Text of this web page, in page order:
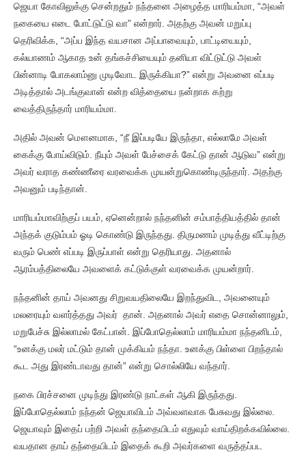
ஜெயா கோவிலுக்கு சென்றதும் நந்தனை அழைத்த மாரியம்மா, “அவள்
நகையை எடை போட்டுட்டு வா” என்றார். அதற்கு அவன் மறுப்பு
தெரிவிக்க, “அப்ப இந்த வயசான அப்பாவையும், பாட்டியையும்,
கல்யாணம் ஆகாத உன் தங்கச்சியையும் தனியா விட்டுட்டு அவள்
பின்னாடி போகலாம்னு முடிவோட இருக்கியா?” என்று அவனை எப்படி
அடித்தால் அடங்குவான் என்ற வித்தையை நன்றாக கற்று
வைத்திருந்தார் மாரியம்மா.
அதில் அவன் மௌனமாக, “நீ இப்படியே இருந்தா, எல்லாமே அவள்
கைக்கு போய்விடும். நீயும் அவள் பேச்சைக் கேட்டு தான் ஆடுவ” என்று
அவர் வராத கண்ணீரை வரவைக்க முயன்றுகொண்டிருந்தார். அதற்கு
அவனும் படிந்தான்.
மாரியம்மாவிற்குப் பயம், ஏனென்றால் நந்தனின் சம்பாத்தியத்தில் தான்
அந்தக் குடும்பம் ஓடி கொண்டு இருந்தது. திருமணம் முடித்து வீட்டிற்கு
வரும் பெண் எப்படி இருப்பாள் என்று தெரியாது. அதனால்
ஆரம்பத்திலையே அவளைக் கட்டுக்குள் வரவைக்க முயன்றார்.
நந்தனின் தாய் அவனது சிறுவயதிலையே இறந்துவிட, அவனையும்
மலரையும் வளர்த்தது அவர் தான். அதனால் அவர் எதை சொன்னாலும்,
மறுபேச்சு இல்லாமல் கேட்பான். இப்போதெல்லாம் மாரியம்மா நந்தனிடம்,
“உனக்கு மலர் மட்டும் தான் முக்கியம் நந்தா. உனக்கு பிள்ளை பிறந்தால்
கூட அது இரண்டாவது தான்” என்று சொல்லியே வந்தார்.
நகை பிரச்சனை முடிந்து இரண்டு நாட்கள் ஆகி இருந்தது.
இப்போதெல்லாம் நந்தன் ஜெயாவிடம் அவ்வளவாக பேசுவது இல்லை.
ஜெயாவும் இதைப் பற்றி அவள் தந்தையிடம் எதுவும் வாய்திறக்கவில்லை.
வயதான தாய் தந்தையிடம் இதைக் கூறி அவர்களை வருத்தப்பட